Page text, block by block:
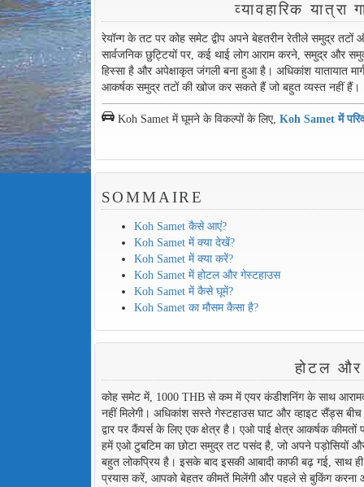
व्यावहारिक
रेयॉन्ग के तट पर कोह समेट द्वीप अपने बेहतरीन रेतीले समुद्र तटों
सार्वजनिक छुट्टियों पर, कई थाई लोग आराम करने, समुद्र और
हिस्सा है और अपेक्षाकृत जंगली बना हुआ है। अधिकांश
आकर्षक समुद्र तटों की खोज कर सकते हैं जो बहुत व्यस्त नहीं हैं।
Koh Samet में घूमने के विकल्पों के लिए, Koh Samet में
SOMMAIRE
Koh Samet कैसे आएं?
Koh Samet में क्या देखें?
Koh Samet में क्या करें?
Koh Samet में होटल और गेस्टहाउस
Koh Samet में कैसे घूमें?
Koh Samet का मौसम कैसा है?
होटल
कोह समेट में, 1000 THB से कम में एयर कंडीशनिंग के साथ
नहीं मिलेगी। अधिकांश सस्ते गेस्टहाउस घाट और व्हाइट सैंड्स
द्वार पर कैंपर्स के लिए एक क्षेत्र है। एओ पाई क्षेत्र आकर्षक
हमें एओ टुबटिम का छोटा समुद्र तट पसंद है, जो अपने पड़ोसियों
बहुत लोकप्रिय है। इसके बाद इसकी आबादी काफी बढ़ गई, साथ
प्रयास करें, आपको बेहतर कीमतें मिलेंगी और पहले से बुकिंग करना